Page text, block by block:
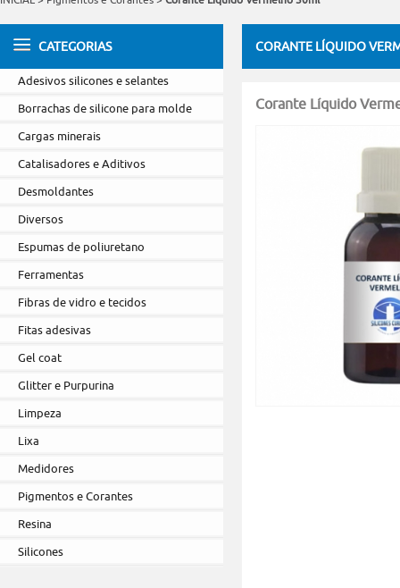
CATEGORIAS
Adesivos silicones e selantes
Borrachas de silicone para molde
Cargas minerais
Catalisadores e Aditivos
Desmoldantes
Diversos
Espumas de poliuretano
Ferramentas
Fibras de vidro e tecidos
Fitas adesivas
Gel coat
Glitter e Purpurina
Limpeza
Lixa
Medidores
Pigmentos e Corantes
Resina
Silicones
CORANTE LÍQUIDO
Corante Líquido